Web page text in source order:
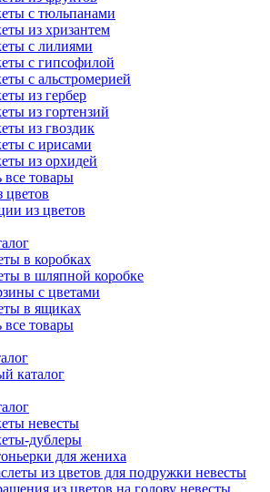
с тюльпанами
из хризантем
с лилиями
с гипсофилой
с альстромерией
из гербер
из гортензий
из гвоздик
с ирисами
из орхидей
все товары
цветов
из цветов
в коробках
в шляпной коробке
с цветами
в ящиках
все товары
каталог
невесты
дублеры
для жениха
из цветов для подружки невесты